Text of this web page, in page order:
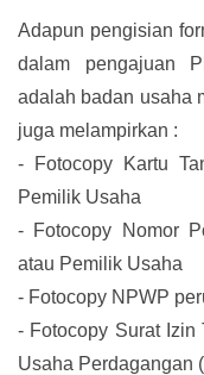
Adapun pengisian
dalam pengajuan
adalah badan usaha
juga melampirkan :
-
Fotocopy Kartu
Pemilik Usaha
- Fotocopy Nomor
atau Pemilik Usaha
- Fotocopy NPWP
- Fotocopy Surat Izin
Usaha Perdagangan